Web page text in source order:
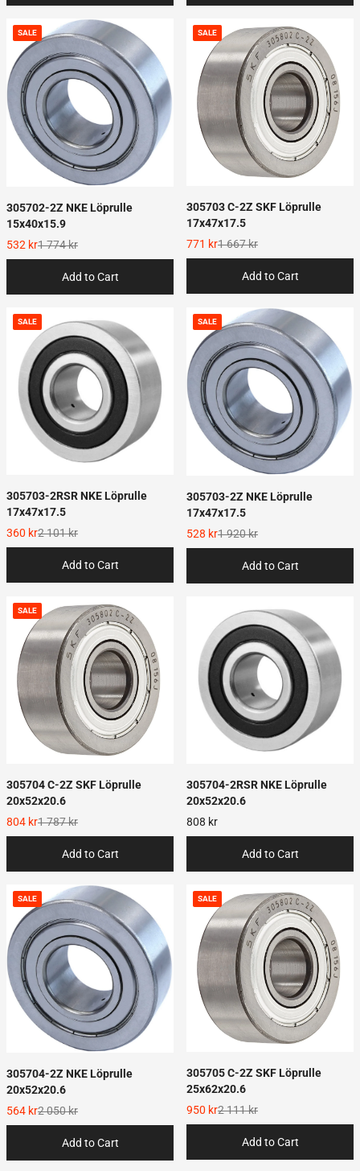
SALE
305702-2Z NKE Löprulle
15x40x15.9
532 kr1 774 kr
Add to Cart
SALE
305703 C-2Z SKF Löprulle
17x47x17.5
771 kr1 667 kr
Add to Cart
SALE
305703-2RSR NKE Löprulle
17x47x17.5
360 kr2 101 kr
Add to Cart
SALE
305703-2Z NKE Löprulle
17x47x17.5
528 kr1 920 kr
Add to Cart
SALE
305704 C-2Z SKF Löprulle
20x52x20.6
804 kr1 787 kr
Add to Cart
305704-2RSR NKE Löprulle
20x52x20.6
808 kr
Add to Cart
SALE
305704-2Z NKE Löprulle
20x52x20.6
564 kr2 050 kr
Add to Cart
SALE
305705 C-2Z SKF Löprulle
25x62x20.6
950 kr2 111 kr
Add to Cart